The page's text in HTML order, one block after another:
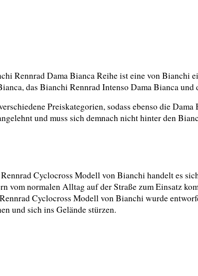
Rennrad Dama Bianca Reihe ist eine von Bianchi
das Bianchi Rennrad Intenso Dama Bianca
Preiskategorien, sodass ebenso die
und muss sich demnach nicht hinter den
Cyclocross Modell von Bianchi handelt es
vom normalen Alltag auf der Straße zum Einsatz
Cyclocross Modell von Bianchi wurde
und sich ins Gelände stürzen.